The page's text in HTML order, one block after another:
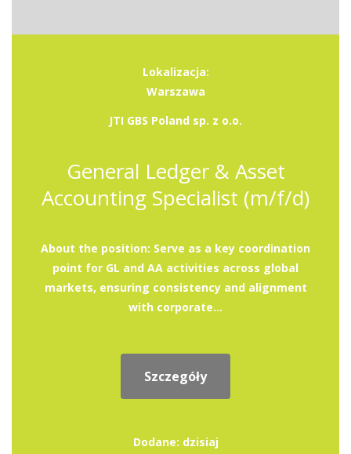
Lokalizacja:
Warszawa
JTI GBS Poland sp. z o.o.
General Ledger & Asset
Accounting Specialist (m/f/d)
About the position: Serve as a key coordination
point for GL and AA activities across global
markets, ensuring consistency and alignment
with corporate...
Szczegóły
Dodane: dzisiaj